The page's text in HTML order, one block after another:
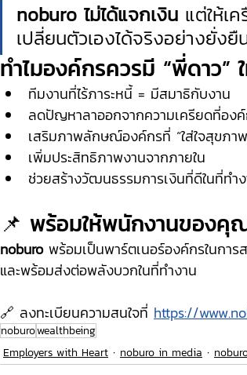
noburo ไม่ได้แจกเงิน แต่ให้เ
เปลี่ยนตัวเองได้จริงอย่างยั่งยื
ทำไมองค์กรควรมี “พี่ดาว”
ทีมงานที่ไร้ภาระหนี้ = มีสมาธิกับงาน
ลดปัญหาลาออกจากความเครียดที่องค์
เสริมภาพลักษณ์องค์กรที่ “ใส่ใจสุขภาพ
เพิ่มประสิทธิภาพงานจากภายใน
ช่วยสร้างวัฒนธรรมการเงินที่ดีในที่ทำ
📌 พร้อมให้พนักงานของคุ
noburo พร้อมเป็นพาร์ตเนอร์องค์กรในการ
และพร้อมส่งต่อพลังบวกในที่ทำงาน
🔗 ลงทะเบียนความสนใจที่ https://
noburowealthbeing
Employers with Heart
noburo in media